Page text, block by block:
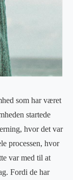
som har været
startede
hvor det var
processen, hvor
var med til at
Fordi de har